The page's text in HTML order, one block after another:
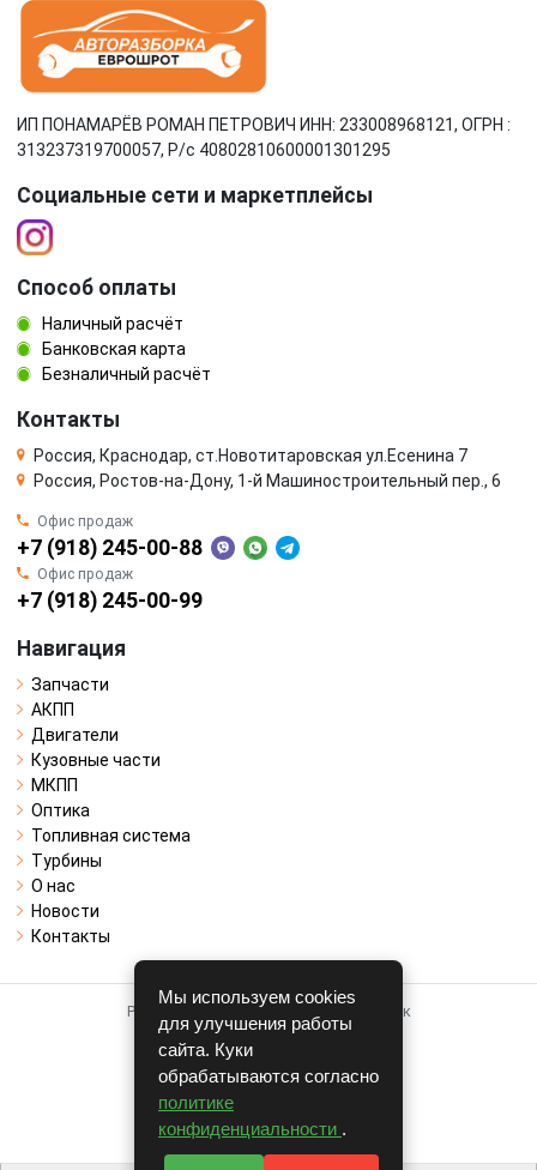
ИП ПОНАМАРЁВ РОМАН ПЕТРОВИЧ ИНН: 233008968121, ОГРН :
313237319700057, Р/c 40802810600001301295
Социальные сети и маркетплейсы
Способ оплаты
Наличный расчёт
Банковская карта
Безналичный расчёт
Контакты
Россия, Краснодар, ст.Новотитаровская ул.Есенина 7
Россия, Ростов-на-Дону, 1-й Машиностроительный пер., 6
Офис продаж
+7 (918) 245-00-88
Офис продаж
+7 (918) 245-00-99
Навигация
Запчасти
АКПП
Двигатели
Кузовные части
МКПП
Оптика
Топливная система
Турбины
О нас
Новости
Контакты
Работает на системе для авторазборок
CARRO.БИЗНЕС
Полная версия
© COPYRIGHT 2026 г.
v1.1.24
Мы используем cookies
для улучшения работы
сайта. Куки
обрабатываются согласно
политике
конфиденциальности .